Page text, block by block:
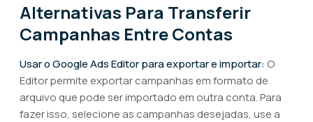
Alternativas Para Transferir
Campanhas Entre Contas
Usar o Google Ads Editor para exportar e importar: O
Editor permite exportar campanhas em formato de
arquivo que pode ser importado em outra conta. Para
fazer isso, selecione as campanhas desejadas, use a